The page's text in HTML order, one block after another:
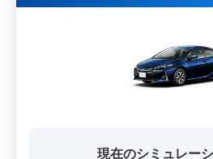
現在のシミュレー